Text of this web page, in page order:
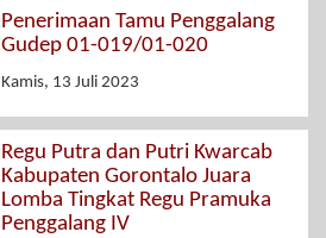
Penerimaan Tamu Penggalang
Gudep 01-019/01-020
Kamis, 13 Juli 2023
Regu Putra dan Putri Kwarcab
Kabupaten Gorontalo Juara
Lomba Tingkat Regu Pramuka
Penggalang IV